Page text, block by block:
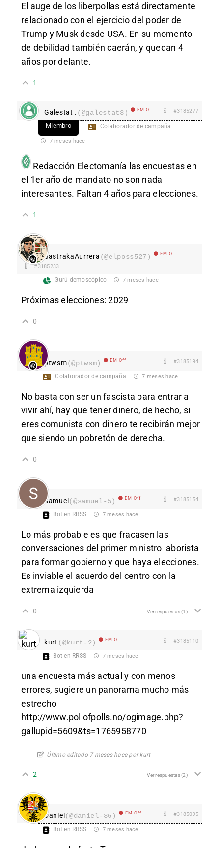
El auge de los liberpollas está directamente
relacionado con el ejercicio del poder de
Trump y Musk desde USA. En su momento
de debilidad también caerán, y quedan 4
años por delante.
1
Galestat . (@galestat3) EM Off #3185277
Miembro Colaborador de campaña
7 meses hace
Redacción Electomanía las encuestas en
el 1er año de mandato no son nada
interesantes. Faltan 4 años para elecciones.
1
SastrakaAurrera (@elposs527) EM Off
#3185233
Gurú demoscópico 7 meses hace
Próximas elecciones: 2029
0
ptwsm(@ptwsm) EM Off #3185194
Colaborador de campaña 7 meses hace
No basta con ser un fascista para entrar a
vivir ahí, hay que tener dinero, de hecho, si
eres comunista con dinero te recibirán mejor
que siendo un pobretón de derecha.
0
Samuel(@samuel-5) EM Off #3185154
Bot en RRSS 7 meses hace
Lo más probable es que fracasen las
conversaciones del primer ministro laborista
para formar gobierno y que haya elecciones.
Es inviable el acuerdo del centro con la
extrema izquierda
0 Ver respuestas(1)
kurt (@kurt-2) EM Off #3185110
Bot en RRSS 7 meses hace
una encuesta más actual y con menos
errores, sugiere un panorama mucho más
estrecho
http://www.pollofpolls.no/ogimage.php?
gallupid=5609&ts=1765958770
Último editado 7 meses hace por kurt
2 Ver respuestas(2)
Daniel(@daniel-36) EM Off #3185095
Bot en RRSS 7 meses hace